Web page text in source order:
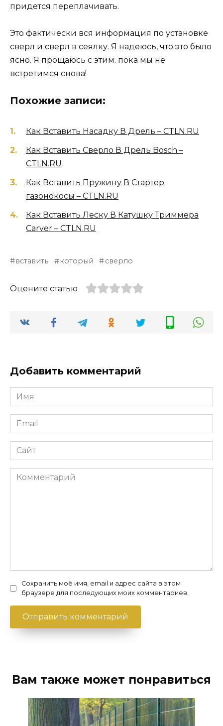
придется переплачивать.
Это фактически вся информация по установке
сверл и сверл в сеялку. Я надеюсь, что это было
ясно. Я прощаюсь с этим. пока мы не
встретимся снова!
Похожие записи:
Как Вставить Насадку В Дрель – CTLN.RU
Как Вставить Сверло В Дрель Bosch –
CTLN.RU
Как Вставить Пружину В Стартер
газонокосы – CTLN.RU
Как Вставить Леску В Катушку Триммера
Carver – CTLN.RU
вставить который сверло
Оцените статью
Добавить комментарий
Имя
*
Email
*
Сайт
Комментарий
Сохранить моё имя, email и адрес сайта в этом
браузере для последующих моих комментариев.
Вам также может понравиться